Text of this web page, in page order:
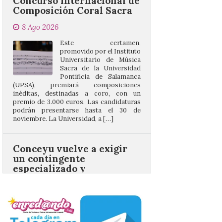
Este certamen,
promovido por el Instituto
Pontificia de Salamanca
(UPSA), premiará composiciones
inéditas, destinadas a coro, con un
premio de 3.000 euros. Las candidaturas
podrán presentarse hasta el 30 de
noviembre. La Universidad, a […]
Conceyu vuelve a exigir
un contingente
profesional de bomberos
forestales en el País
Leonés
Conceyu «se opone
frontalmente a quienes,
desde esta
“descomunidad”